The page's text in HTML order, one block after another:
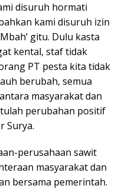
disuruh hormati
kami disuruh izin
gitu. Dulu kasta
kental, staf tidak
PT pesta kita tidak
berubah, semua
masyarakat dan
perubahan positif
Surya.
perusahaan sawit
masyarakat dan
bersama pemerintah.